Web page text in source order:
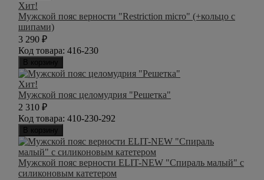
Хит!
Мужской пояс верности "Restriction micro" (+кольцо с
шипами)
3 290 ₽
Код товара: 416-230
В корзину
Хит!
Мужской пояс целомудрия "Решетка"
2 310 ₽
Код товара: 410-230-292
В корзину
Мужской пояс верности ELIT-NEW "Спираль малый" с
силиконовым катетером